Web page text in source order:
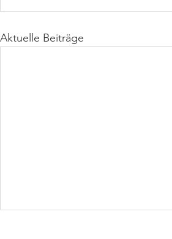
Aktuelle Beiträge